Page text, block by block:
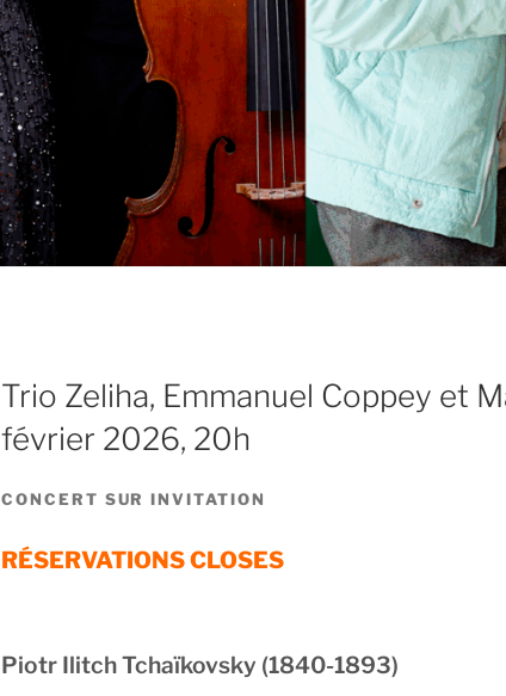
Trio Zeliha, Emmanuel Coppey et
février 2026, 20h
CONCERT SUR INVITATION
RÉSERVATIONS CLOSES
Piotr Ilitch Tchaïkovsky (1840-1893)